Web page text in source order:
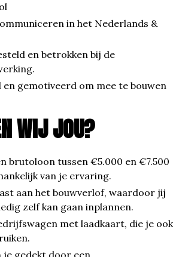
in het Nederlands &
en betrokken bij de
gemotiveerd om mee te bouwen
WIJ JOU?
brutoloon tussen €5.000 en €7.500
van je ervaring.​​​​​​​
aan het bouwverlof, waardoor jij
zelf kan gaan inplannen.
met laadkaart, die je ook